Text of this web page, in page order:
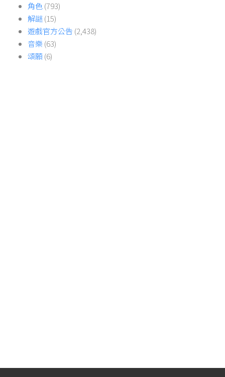
角色(793)
解謎(15)
遊戲官方公告 (2,438)
音樂 (63)
頌願(6)